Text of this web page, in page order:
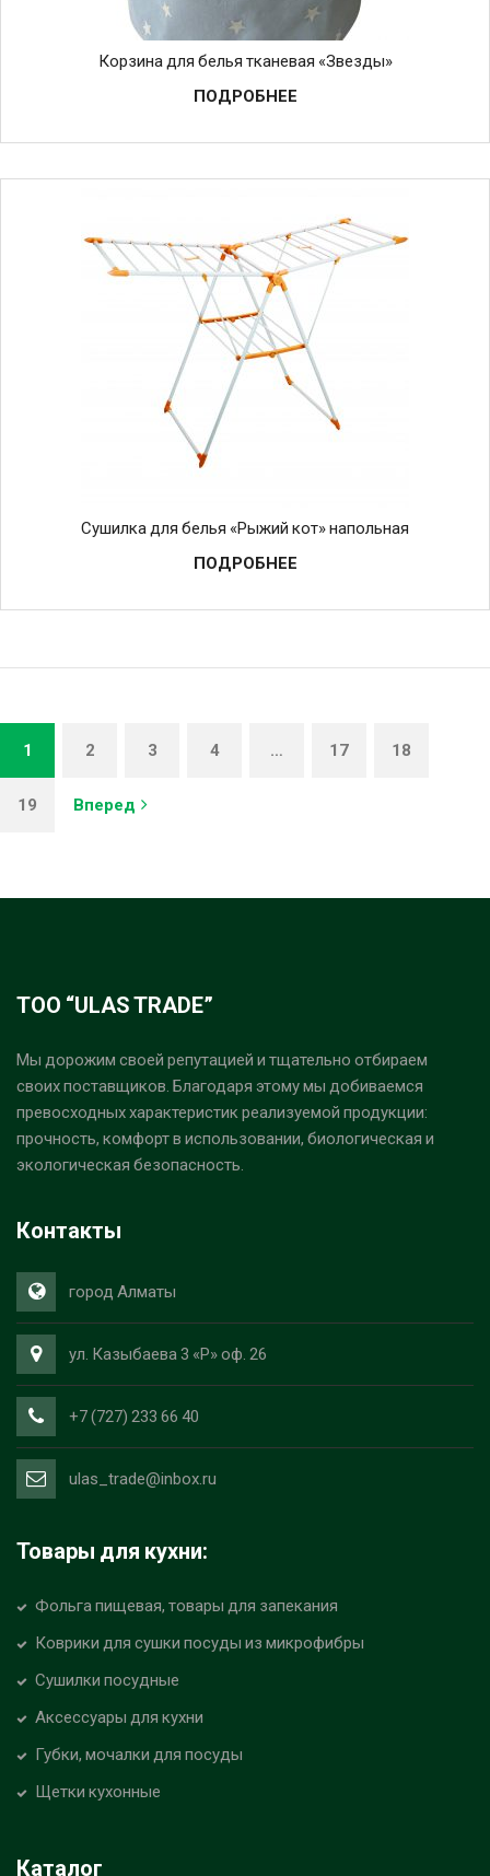
Корзина для белья тканевая «Звезды»
ПОДРОБНЕЕ
Сушилка для белья «Рыжий кот» напольная
ПОДРОБНЕЕ
1 2 3 4 … 17 18
19 Вперед
ТОО “ULAS TRADE”
Мы дорожим своей репутацией и тщательно отбираем
своих поставщиков. Благодаря этому мы добиваемся
превосходных характеристик реализуемой продукции:
прочность, комфорт в использовании, биологическая и
экологическая безопасность.
Контакты
город Алматы
ул. Казыбаева 3 «Р» оф. 26
+7 (727) 233 66 40
ulas_trade@inbox.ru
Товары для кухни:
Фольга пищевая, товары для запекания
Коврики для сушки посуды из микрофибры
Сушилки посудные
Аксессуары для кухни
Губки, мочалки для посуды
Щетки кухонные
Каталог